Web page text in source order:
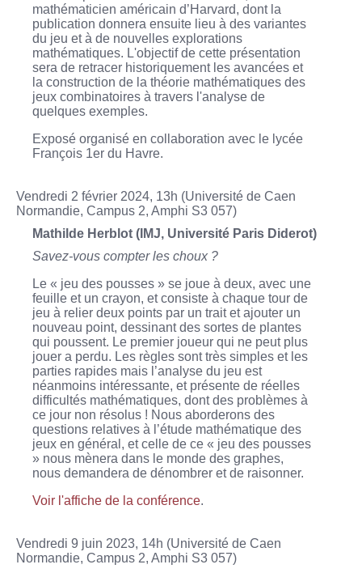
mathématicien américain d’Harvard, dont la
publication donnera ensuite lieu à des variantes
du jeu et à de nouvelles explorations
mathématiques. L'objectif de cette présentation
sera de retracer historiquement les avancées et
la construction de la théorie mathématiques des
jeux combinatoires à travers l'analyse de
quelques exemples.
Exposé organisé en collaboration avec le lycée
François 1er du Havre.
Vendredi 2 février 2024, 13h (Université de Caen
Normandie, Campus 2, Amphi S3 057)
Mathilde Herblot (IMJ, Université Paris Diderot)
Savez-vous compter les choux ?
Le « jeu des pousses » se joue à deux, avec une
feuille et un crayon, et consiste à chaque tour de
jeu à relier deux points par un trait et ajouter un
nouveau point, dessinant des sortes de plantes
qui poussent. Le premier joueur qui ne peut plus
jouer a perdu. Les règles sont très simples et les
parties rapides mais l’analyse du jeu est
néanmoins intéressante, et présente de réelles
difficultés mathématiques, dont des problèmes à
ce jour non résolus ! Nous aborderons des
questions relatives à l’étude mathématique des
jeux en général, et celle de ce « jeu des pousses
» nous mènera dans le monde des graphes,
nous demandera de dénombrer et de raisonner.
Voir l'affiche de la conférence.
Vendredi 9 juin 2023, 14h (Université de Caen
Normandie, Campus 2, Amphi S3 057)